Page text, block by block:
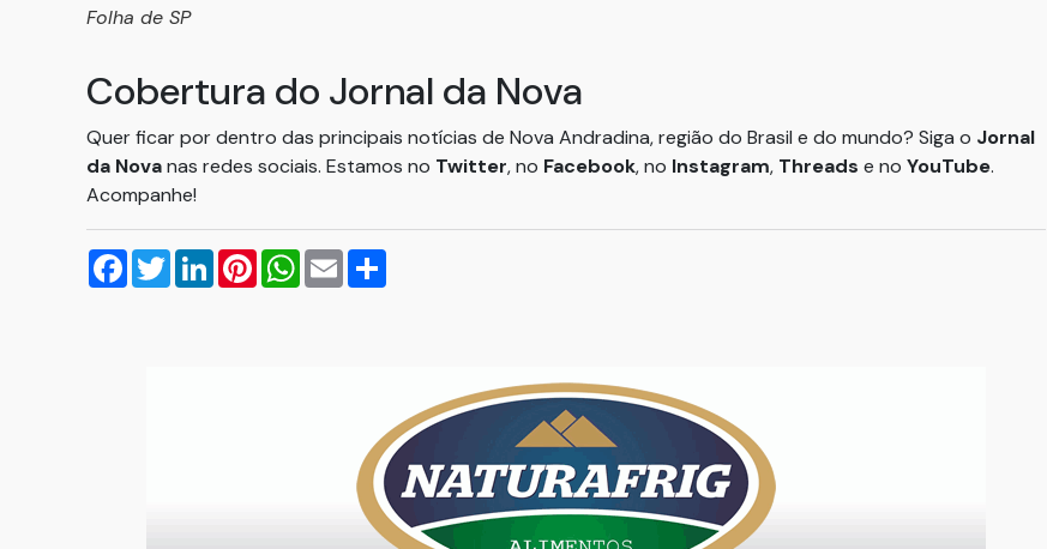
Folha de SP
Cobertura do Jornal da Nova
Quer ficar por dentro das principais notícias de Nova Andradina, região do Brasil e do mundo? Siga o Jornal
da Novanas redes sociais. Estamos no Twitter, no Facebook, no Instagram, Threads e no YouTube.
Acompanhe!
Facebook
TwitterLinkedInPinterestWhatsApp
Email